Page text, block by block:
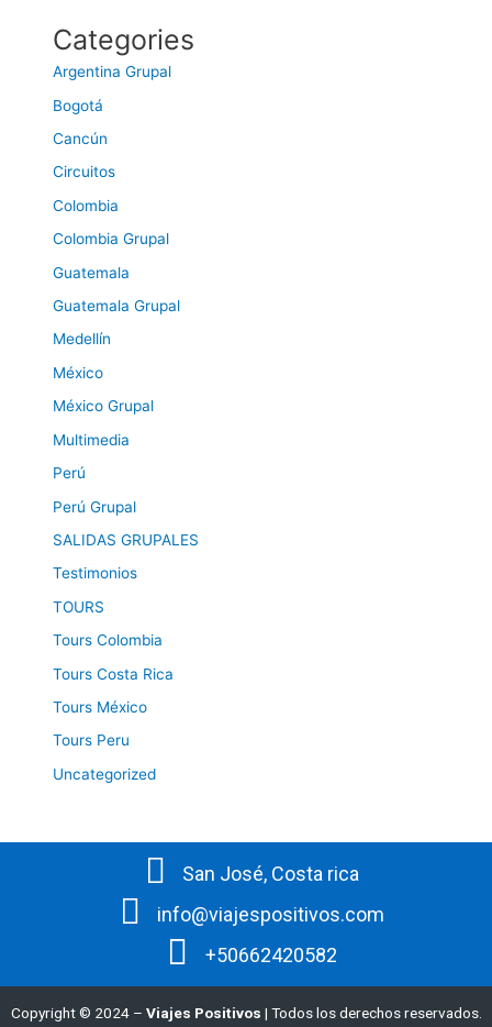
Categories
Argentina Grupal
Bogotá
Cancún
Circuitos
Colombia
Colombia Grupal
Guatemala
Guatemala Grupal
Medellín
México
México Grupal
Multimedia
Perú
Perú Grupal
SALIDAS GRUPALES
Testimonios
TOURS
Tours Colombia
Tours Costa Rica
Tours México
Tours Peru
Uncategorized
San José, Costa rica
info@viajespositivos.com
+50662420582
Copyright © 2024 – Viajes Positivos | Todos los derechos reservados.